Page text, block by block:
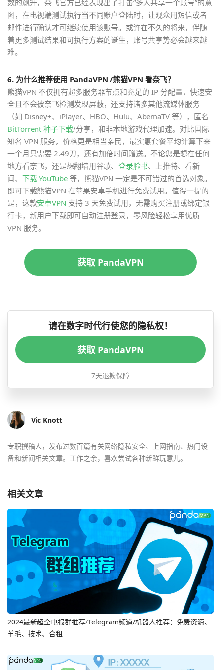
数的飙升，奈飞官方已经表现出了打击“多人共享一个账号”的意
图，在电视端测试执行当不同账户登陆时，让观众用短信或者
邮件进行确认才可继续使用该账号。或许在不久的将来，伴随
着更多测试结果和可执行方案的诞生，账号共享势必会越来越
难。
6. 为什么推荐使用 PandaVPN /熊猫VPN 看奈飞？
熊猫VPN 不仅拥有超多服务器节点和充足的 IP 分配量，快速安
全且不会被奈飞检测发现屏蔽，还支持诸多其他流媒体服务
（如 Disney+、iPlayer、HBO、Hulu、AbemaTV 等），匿名
BitTorrent 种子下载/分享，和非本地游戏代理加速。对比国际
知名 VPN 服务，价格更是相当亲民，最实惠套餐平均计算下来
一个月只需要 2.49刀，还有加倍时间赠送。不论您是想在任何
地方看奈飞，还是想翻墙用谷歌、 登录脸书、上推特、看新
闻、 下载 YouTube 等，熊猫VPN 一定是不可错过的首选对象。
即可下载熊猫VPN 在苹果安卓手机进行免费试用。值得一提的
是，这款安卓VPN 支持 3 天免费试用，无需购买注册或绑定银
行卡，新用户下载即可自动注册登录，零风险轻松享用优质
VPN 服务。
获取 PandaVPN
请在数字时代行使您的隐私权！
获取 PandaVPN
7天退款保障
Vic Knott
专职撰稿人，发布过数百篇有关网络隐私安全、上网指南、热门设
备和新闻相关文章。工作之余，喜欢尝试各种新鲜玩意儿。
相关文章
2024最新超全电报群推荐/Telegram频道/机器人推荐：免费资源、
羊毛、技术、合租